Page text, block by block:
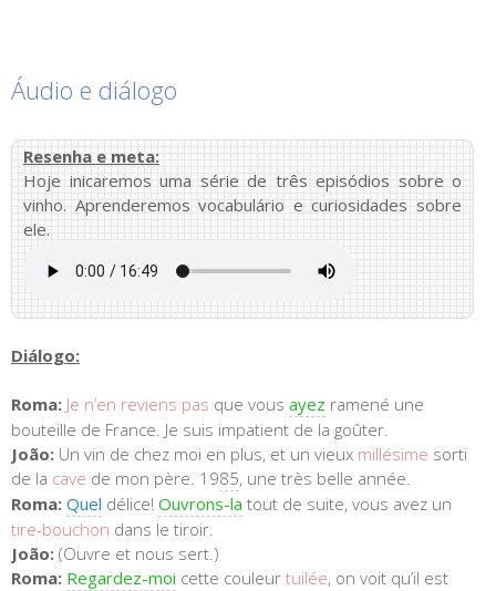
Áudio e diálogo
Resenha e meta:
Hoje inicaremos uma série de três episódios sobre o
vinho. Aprenderemos vocabulário e curiosidades sobre
ele.
Diálogo:
Roma: Je n’en reviens pas que vous ayez ramené une
bouteille de France. Je suis impatient de la goûter.
João: Un vin de chez moi en plus, et un vieux millésime sorti
de la cave de mon père. 1985, une très belle année.
Roma: Quel délice! Ouvrons-la tout de suite, vous avez un
tire-bouchon dans le tiroir.
João: (Ouvre et nous sert.)
Roma: Regardez-moi cette couleur tuilée, on voit qu’il est